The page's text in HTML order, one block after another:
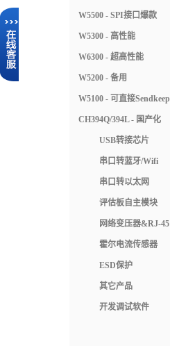
W5500 - SPI接口爆款
W5300 - 高性能
W6300 - 超高性能
W5200 - 备用
W5100 - 可直接Sendkeep
CH394Q/394L - 国产化
USB转接芯片
串口转蓝牙/Wifi
串口转以太网
评估板自主模块
网络变压器&RJ-45
霍尔电流传感器
ESD保护
其它产品
开发调试软件